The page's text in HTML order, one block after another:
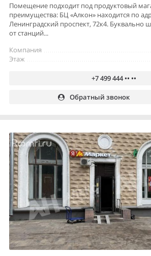
Помещение подходит под продуктовый
преимущества: БЦ «Алкон» находится по
Ленинградский проспект, 72к4. Буквально
от станций...
Компания
Этаж
+7 499 444 •• ••
Обратный звонок